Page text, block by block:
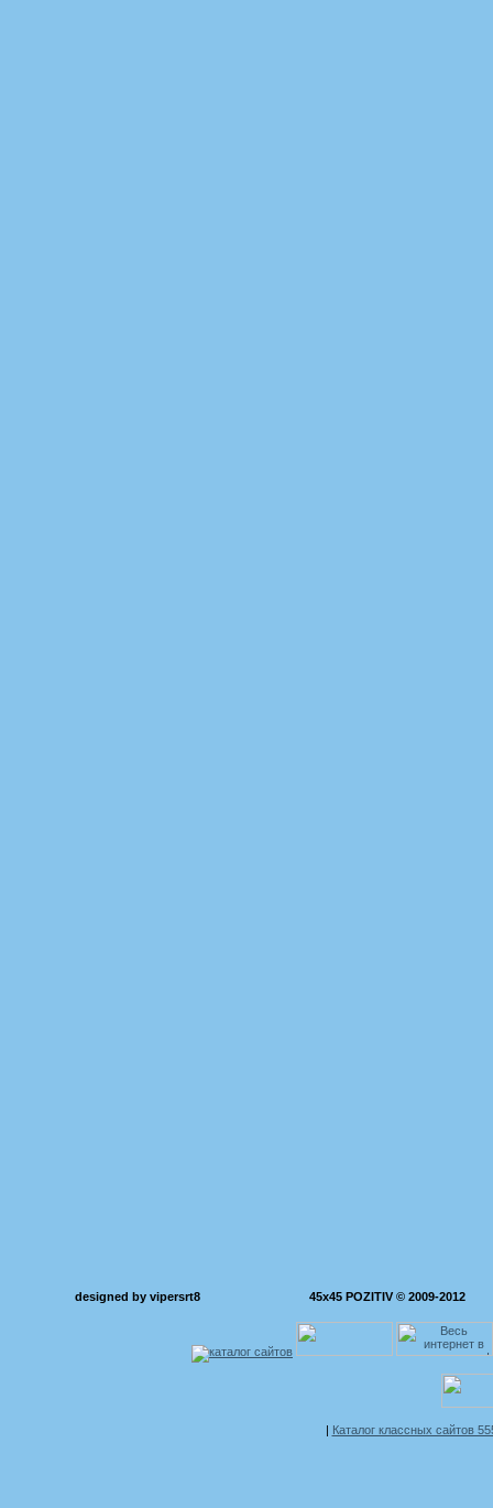
designed by vipersrt8 45x45 POZITIV © 2009-2012
Каталог классных сайтов